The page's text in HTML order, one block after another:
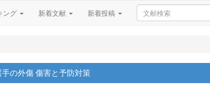
ング 新着文献 新着投稿
の外傷 傷害と予防対策